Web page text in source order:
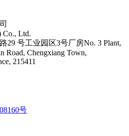
Co., Ltd.
29 号工业园区3号厂房No. 3 Plant,
Road, Chengxiang Town,
215411
号